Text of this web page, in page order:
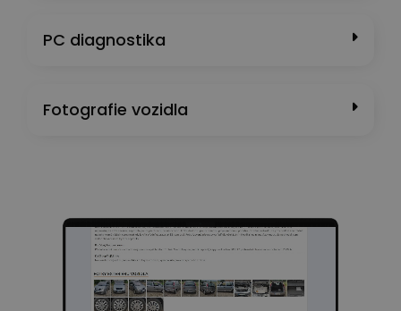
PC diagnostika
Fotografie vozidla